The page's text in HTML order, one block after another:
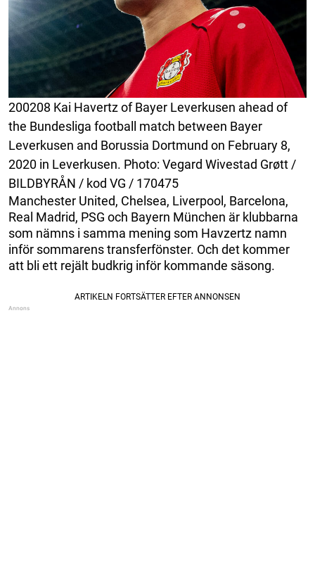
200208 Kai Havertz of Bayer Leverkusen ahead of
the Bundesliga football match between Bayer
Leverkusen and Borussia Dortmund on February 8,
2020 in Leverkusen. Photo: Vegard Wivestad Grøtt /
BILDBYRÅN / kod VG / 170475
Manchester United, Chelsea, Liverpool, Barcelona,
Real Madrid, PSG och Bayern München är klubbarna
som nämns i samma mening som Havzertz namn
inför sommarens transferfönster. Och det kommer
att bli ett rejält budkrig inför kommande säsong.